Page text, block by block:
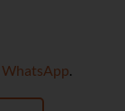
WhatsApp